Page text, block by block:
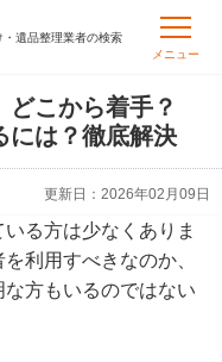
遺品整理業者の検索
メニュー
どこから着手？
には？徹底解決
更新日： 2026年02月09日
る方は少なくありま
利用すべきなのか、
方もいるのではない